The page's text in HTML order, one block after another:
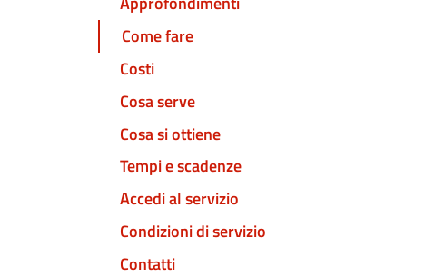
Come fare
Costi
Cosa serve
Cosa si ottiene
Tempi e scadenze
Accedi al servizio
Condizioni di servizio
Contatti